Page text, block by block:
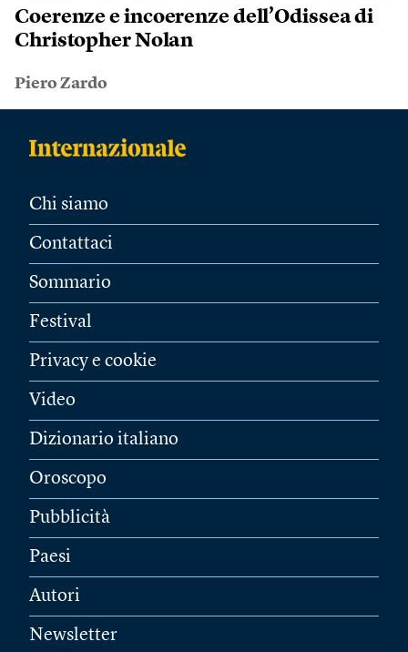
Coerenze e incoerenze dell’Odissea di
Christopher Nolan
Piero Zardo
Chi siamo
Contattaci
Sommario
Festival
Privacy e cookie
Video
Dizionario italiano
Oroscopo
Pubblicità
Paesi
Autori
Newsletter